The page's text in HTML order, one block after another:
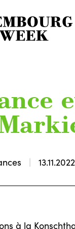
13.11.2022
à la